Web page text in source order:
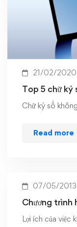
21/02/2020
Top 5 chữ ký
Chữ ký số
Read more
07/05/2013
Chương trình
Lợi ích của việc